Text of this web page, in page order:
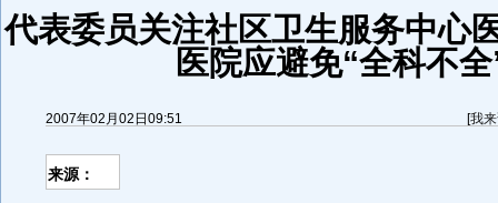
代表委员关注社区卫生服务中心
医院应避免“全科不全
2007年02月02日09:51 [我
来源：